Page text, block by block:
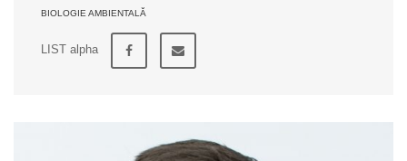
BIOLOGIE AMBIENTALĂ
LIST alpha